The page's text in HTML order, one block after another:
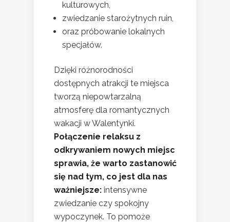
kulturowych,
zwiedzanie starożytnych ruin,
oraz próbowanie lokalnych
specjałów.
Dzięki różnorodności
dostępnych atrakcji te miejsca
tworzą niepowtarzalną
atmosferę dla romantycznych
wakacji w Walentynki.
Połączenie relaksu z
odkrywaniem nowych miejsc
sprawia, że warto zastanowić
się nad tym, co jest dla nas
ważniejsze: intensywne
zwiedzanie czy spokojny
wypoczynek. To pomoże